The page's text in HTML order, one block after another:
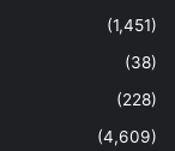
(1,451)
(38)
(228)
(4,609)